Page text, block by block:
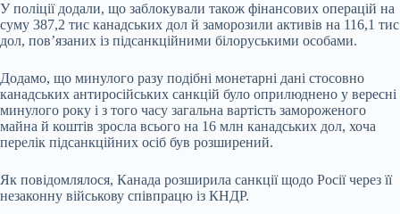
У поліції додали, що заблокували також фінансових операцій на
суму 387,2 тис канадських дол й заморозили активів на 116,1 тис
дол, пов’язаних із підсанкційними білоруськими особами.
Додамо, що минулого разу подібні монетарні дані стосовно
канадських антиросійських санкцій було оприлюднено у вересні
минулого року і з того часу загальна вартість замороженого
майна й коштів зросла всього на 16 млн канадських дол, хоча
перелік підсанкційних осіб був розширений.
Як повідомлялося, Канада розширила санкції щодо Росії через її
незаконну військову співпрацю із КНДР.